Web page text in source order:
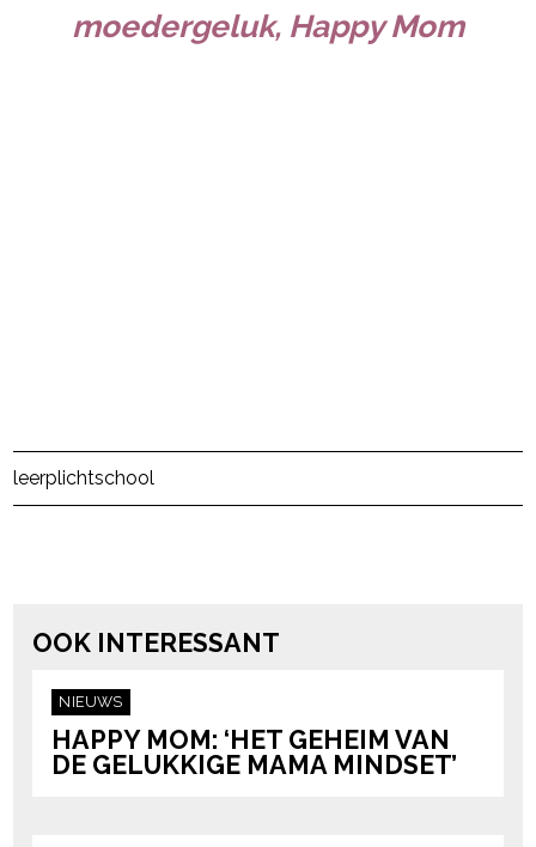
moedergeluk, Happy Mom
leerplichtschool
OOK INTERESSANT
NIEUWS
HAPPY MOM: ‘HET GEHEIM VAN
DE GELUKKIGE MAMA MINDSET’